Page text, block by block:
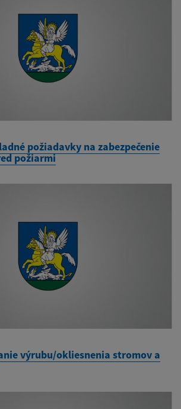
požiadavky na zabezpečenie
požiarmi
výrubu/okliesnenia stromov a